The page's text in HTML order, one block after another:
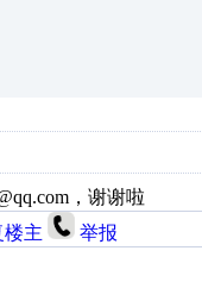
，谢谢啦
楼主 举报